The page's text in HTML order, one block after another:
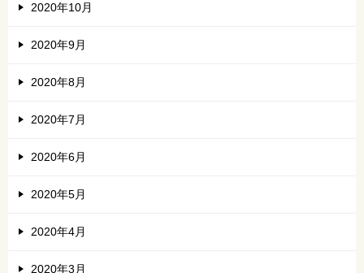
2020年10月
2020年9月
2020年8月
2020年7月
2020年6月
2020年5月
2020年4月
2020年3月